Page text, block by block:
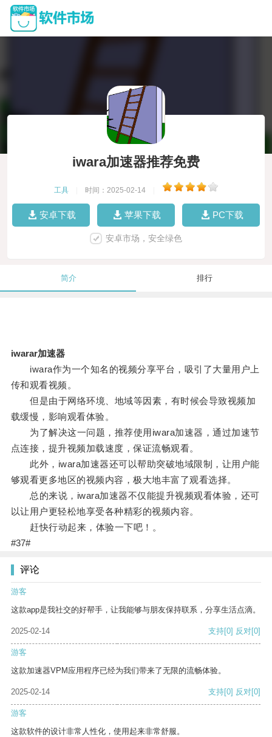
iwara加速器推荐免费
工具 时间：2025-02-14
安卓下载 苹果下载 PC下载
安卓市场，安全绿色
简介 排行
iwarar加速器
iwara作为一个知名的视频分享平台，吸引了大量用户上
传和观看视频。
但是由于网络环境、地域等因素，有时候会导致视频加
载缓慢，影响观看体验。
为了解决这一问题，推荐使用iwara加速器，通过加速节
点连接，提升视频加载速度，保证流畅观看。
此外，iwara加速器还可以帮助突破地域限制，让用户能
够观看更多地区的视频内容，极大地丰富了观看选择。
总的来说，iwara加速器不仅能提升视频观看体验，还可
以让用户更轻松地享受各种精彩的视频内容。
赶快行动起来，体验一下吧！。
#37#
评论
游客
这款app是我社交的好帮手，让我能够与朋友保持联系，分享生活点滴。
2025-02-14 支持[0] 反对[0]
游客
这款加速器VPM应用程序已经为我们带来了无限的流畅体验。
2025-02-14 支持[0] 反对[0]
游客
这款软件的设计非常人性化，使用起来非常舒服。